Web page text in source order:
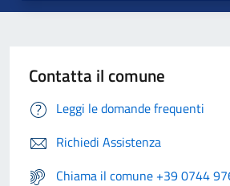
Contatta il comune
Leggi le domande frequenti
Richiedi Assistenza
Chiama il comune +39 0744